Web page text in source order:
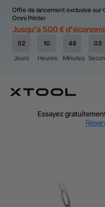
Offre de lancement exclusive sur
Omni Printer
Jusqu'à 500 €
TVA Offerte : Jusqu'à
Essayez
Assistance